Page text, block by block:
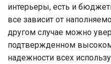
интерьеры, есть и
все зависит от
другом случае можно
подтвержденном высоком
надежности всех